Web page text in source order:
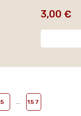
Prix
3,00 €
5 157